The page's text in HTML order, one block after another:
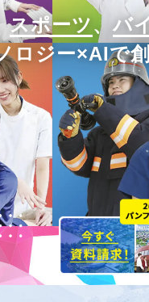
スポーツ、バ
ロジー×AIで創